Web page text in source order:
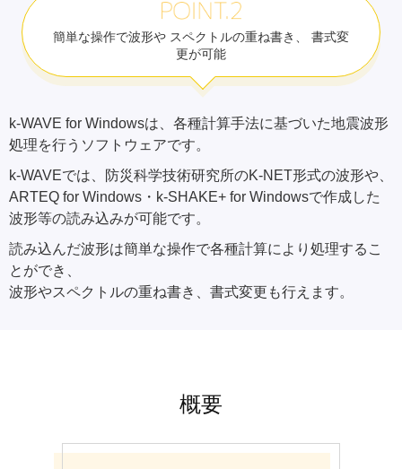
POINT1
簡単な操作で波形や スペクトルの重ね書き、
書式変
更が可能
k-WAVE for Windowsは、各種計算手法に基づいた地震波形
処理を行うソフトウェアです。
k-WAVEでは、防災科学技術研究所のK-NET形式の波形や、
ARTEQ for Windows・k-SHAKE+ for Windowsで作成した
波形等の読み込みが可能です。
読み込んだ波形は簡単な操作で各種計算により処理するこ
とができ、
波形やスペクトルの重ね書き、書式変更も行えます。
概要